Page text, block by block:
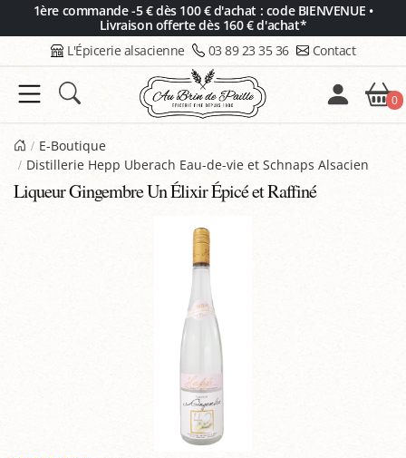
1ère commande -5 € dès 100 € d'achat : code BIENVENUE •
Livraison offerte dès 160 € d'achat*
L'Épicerie alsacienne 03 89 23 35 36 Contact
0
E-Boutique
Distillerie Hepp Uberach Eau-de-vie et Schnaps Alsacien
Liqueur Gingembre Un Élixir Épicé et Raffiné
Panneau de gestion des cookies